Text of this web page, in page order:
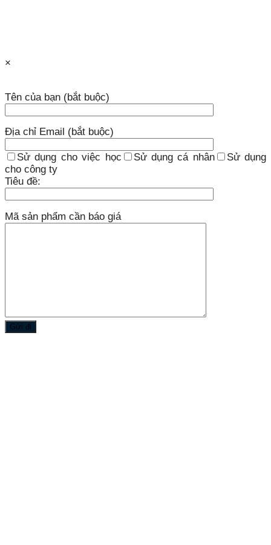
×
Tên của bạn (bắt buộc)
Địa chỉ Email (bắt buộc)
Sử dụng cho việc học Sử dụng cá nhân
Sử dụng
cho công ty
Tiêu đề:
Mã sản phẩm cần báo giá